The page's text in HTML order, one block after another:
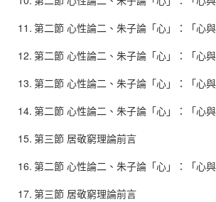
11.
12.
13.
14.
15. 第三節 居敬窮理論前言
16.
17. 第三節 居敬窮理論前言